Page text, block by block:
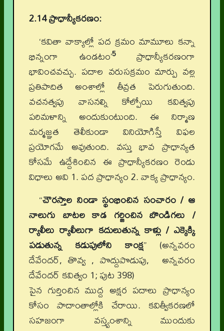
2.14 ప్రాధాన్యీకరణం:
‘కవితా వాక్యాల్లో పద క్రమం మామూలు కన్నా
భిన్నంగా ఉండటం’5ప్రాధాన్యీకరణంగా
భావించవచ్చు. పదాల వరుసక్రమం మార్పు వల్ల
ప్రతిపాదిత అంశాల్లో తీవ్రత పెరుగుతుంది.
వచనత్వపు వాసనల్ని కోల్పోయి కవిత్వపు
పరిమళాన్ని అందుకుంటుంది. ఈ నిర్మాణ
మర్మజ్ఞత తెలీకుండా వినియోగిస్తే విఫల
ప్రయోగమే అవుతుంది. వస్తు భావ ప్రాధాన్యత
కోసమే ఉద్దేశించిన ఈ ప్రాధాన్యీకరణం రెండు
విధాలు అవి 1. పద ప్రాధాన్యం 2. వాక్య ప్రాధాన్యం.
“చౌరస్తాల నిండా స్థంభించిన సంచారం / ఆ
నాలుగు బాటల కాడ గర్జించిన బొండిగలు /
ర్యాలీలు ర్యాలీలుగా కదులుతున్న కాళ్లు / ఎక్కెక్కి
పడుతున్న కడుపులోని కాంక్ష” (అన్నవరం
దేవేందర్, తొవ్వ , పొద్దుపొడుపు, అన్నవరం
దేవేందర్ కవిత్వం 1; పుట 398)
పైన గుర్తించిన ముద్ద అక్షర పదాలు ప్రాధాన్యం
కోసం పాదాంతాల్లోకి చేరాయి. కవిత్వీకరణలో
సహజంగా వస్త్వంశాన్ని ముందుకు